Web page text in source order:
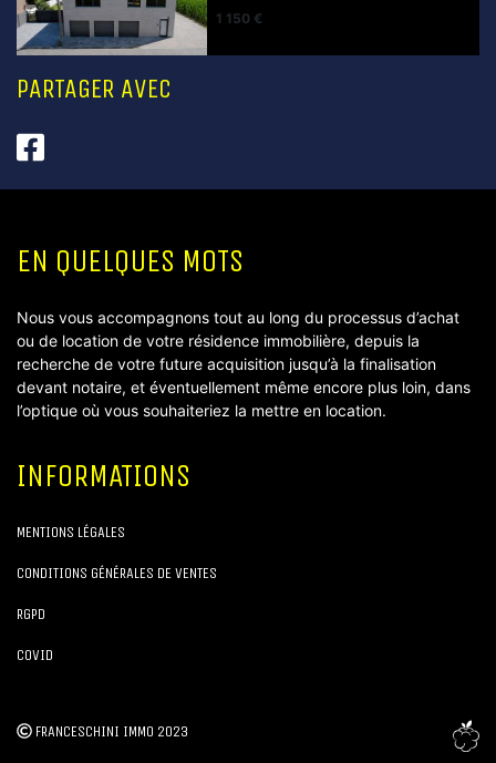
1 150 €
PARTAGER AVEC
EN QUELQUES MOTS
Nous vous accompagnons tout au long du processus d’achat
ou de location de votre résidence immobilière, depuis la
recherche de votre future acquisition jusqu’à la finalisation
devant notaire, et éventuellement même encore plus loin, dans
l’optique où vous souhaiteriez la mettre en location.
INFORMATIONS
MENTIONS LÉGALES
CONDITIONS GÉNÉRALES DE VENTES
RGPD
COVID
FRANCESCHINI IMMO 2023